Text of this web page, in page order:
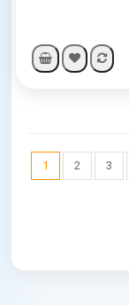
1 2 3